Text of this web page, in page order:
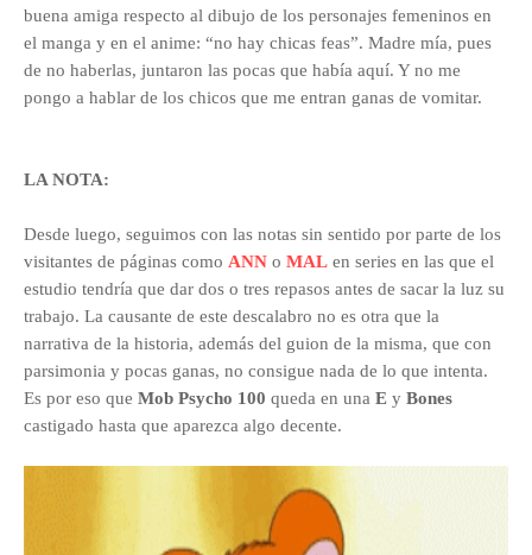
buena amiga respecto al dibujo de los personajes femeninos en
el manga y en el anime: “no hay chicas feas”. Madre mía, pues
de no haberlas, juntaron las pocas que había aquí. Y no me
pongo a hablar de los chicos que me entran ganas de vomitar.
LA NOTA:
Desde luego, seguimos con las notas sin sentido por parte de los
visitantes de páginas como ANN o MAL en series en las que el
estudio tendría que dar dos o tres repasos antes de sacar la luz su
trabajo. La causante de este descalabro no es otra que la
narrativa de la historia, además del guion de la misma, que con
parsimonia y pocas ganas, no consigue nada de lo que intenta.
Es por eso que Mob Psycho 100 queda en una E y Bones
castigado hasta que aparezca algo decente.